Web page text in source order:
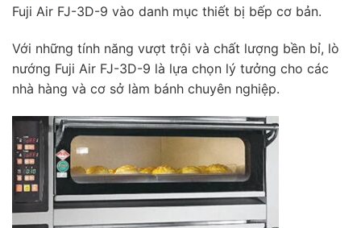
Fuji Air FJ-3D-9 vào danh mục thiết bị bếp cơ bản.
Với những tính năng vượt trội và chất lượng bền bỉ, lò
nướng Fuji Air FJ-3D-9 là lựa chọn lý tưởng cho các
nhà hàng và cơ sở làm bánh chuyên nghiệp.